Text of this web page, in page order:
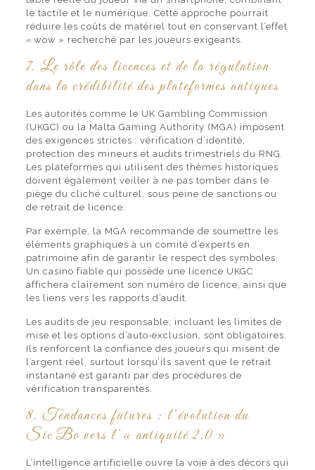
le tactile et le numérique. Cette approche pourrait
réduire les coûts de matériel tout en conservant l’effet
« wow » recherché par les joueurs exigeants.
7. Le rôle des licences et de la régulation
dans la crédibilité des plateformes antiques
Les autorités comme le UK Gambling Commission
(UKGC) ou la Malta Gaming Authority (MGA) imposent
des exigences strictes : vérification d’identité,
protection des mineurs et audits trimestriels du RNG.
Les plateformes qui utilisent des thèmes historiques
doivent également veiller à ne pas tomber dans le
piège du cliché culturel, sous peine de sanctions ou
de retrait de licence.
Par exemple, la MGA recommande de soumettre les
éléments graphiques à un comité d’experts en
patrimoine afin de garantir le respect des symboles.
Un casino fiable qui possède une licence UKGC
affichera clairement son numéro de licence, ainsi que
les liens vers les rapports d’audit.
Les audits de jeu responsable, incluant les limites de
mise et les options d’auto‑exclusion, sont obligatoires.
Ils renforcent la confiance des joueurs qui misent de
l’argent réel, surtout lorsqu’ils savent que le retrait
instantané est garanti par des procédures de
vérification transparentes.
8. Tendances futures : l’évolution du
Sic Bo vers l’« antiquité 2.0 »
L’intelligence artificielle ouvre la voie à des décors qui